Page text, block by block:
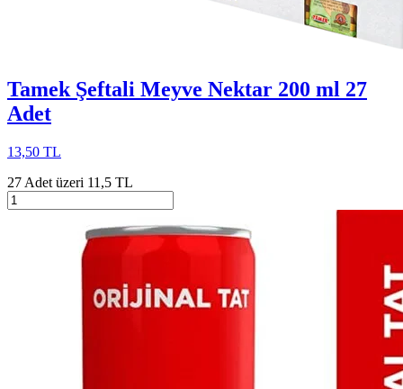
Tamek Şeftali Meyve Nektar 200 ml 27
Adet
13,50 TL
27 Adet üzeri 11,5 TL